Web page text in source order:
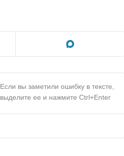
Если вы заметили ошибку в тексте,
выделите ее и нажмите Ctrl+Enter